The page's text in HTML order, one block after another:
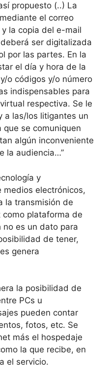
propuesto (..) La
el correo
la copia del e-mail
ser digitalizada
por las partes. En la
el día y hora de la
o códigos y/o número
indispensables para
respectiva. Se le
a las/los litigantes un
se comuniquen
algún inconveniente
la audiencia…”
y
medios electrónicos,
la transmisión de
plataforma de
es un dato para
de tener,
genera
la posibilidad de
PCs u
pueden contar
fotos, etc. Se
más el hospedaje
la que recibe, en
el servicio.